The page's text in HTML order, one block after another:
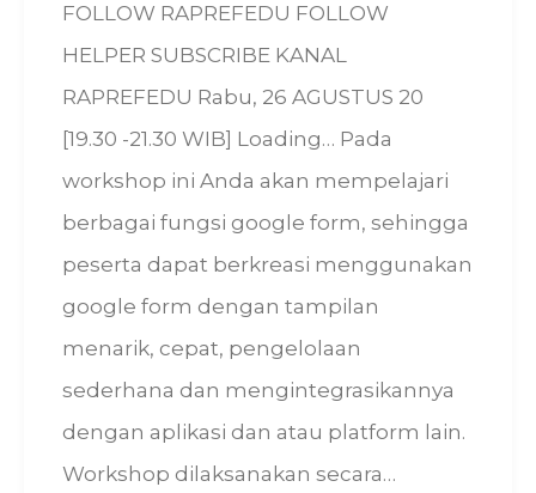
FOLLOW RAPREFEDU FOLLOW
HELPER SUBSCRIBE KANAL
RAPREFEDU Rabu, 26 AGUSTUS 20
[19.30 -21.30 WIB] Loading… Pada
workshop ini Anda akan mempelajari
berbagai fungsi google form, sehingga
peserta dapat berkreasi menggunakan
google form dengan tampilan
menarik, cepat, pengelolaan
sederhana dan mengintegrasikannya
dengan aplikasi dan atau platform lain.
Workshop dilaksanakan secara…